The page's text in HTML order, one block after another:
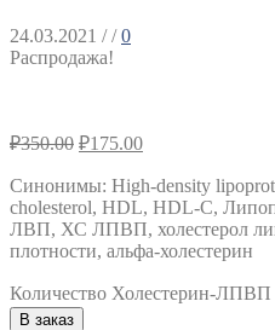
24.03.2021 / /0
Распродажа!
₽350.00 ₽175.00
Синонимы: High-density
cholesterol, HDL, HDL-C,
ЛВП, ХС ЛПВП, холестерол
плотности, альфа-холестерин
Количество Холестерин-ЛПВП
В заказ